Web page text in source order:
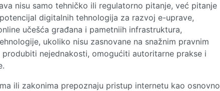
nisu samo tehničko ili regulatorno pitanje, već pitanje
digitalnih tehnologija za razvoj e-uprave,
učešća građana i pametniih infrastruktura,
ukoliko nisu zasnovane na snažnim pravnim
nejednakosti, omogućiti autoritarne prakse i
ili zakonima prepoznaju pristup internetu kao osnovno